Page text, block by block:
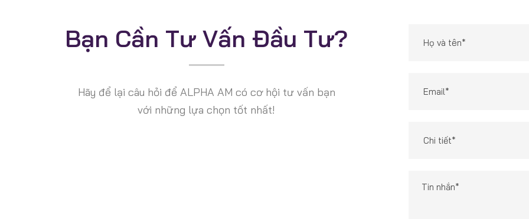
Bạn Cần Tư Vấn Đầu Tư?
Hãy để lại câu hỏi để ALPHA AM có cơ hội tư vấn bạn
với những lựa chọn tốt nhất!